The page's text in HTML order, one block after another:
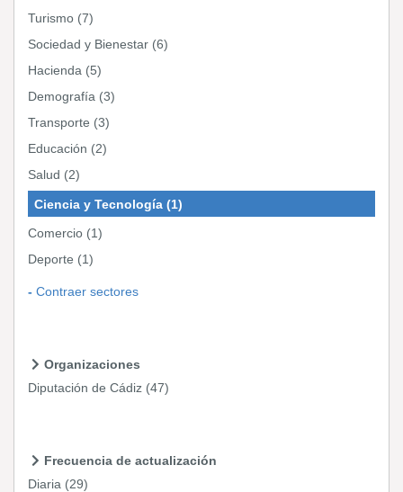
Turismo (7)
Sociedad y Bienestar (6)
Hacienda (5)
Demografía (3)
Transporte (3)
Educación (2)
Salud (2)
Ciencia y Tecnología (1)
Comercio (1)
Deporte (1)
Contraer sectores
Organizaciones
Diputación de Cádiz (47)
Frecuencia de actualización
Diaria (29)